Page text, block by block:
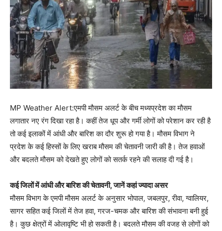
MP Weather Alert:एमपी मौसम अलर्ट के बीच मध्यप्रदेश का मौसम
लगातार नए रंग दिखा रहा है। कहीं तेज धूप और गर्मी लोगों को परेशान कर रही है
तो कई इलाकों में आंधी और बारिश का दौर शुरू हो गया है। मौसम विभाग ने
प्रदेश के कई हिस्सों के लिए खराब मौसम की चेतावनी जारी की है। तेज हवाओं
और बदलते मौसम को देखते हुए लोगों को सतर्क रहने की सलाह दी गई है।
कई जिलों में आंधी और बारिश की चेतावनी, जानें कहां ज्यादा असर
मौसम विभाग के एमपी मौसम अलर्ट के अनुसार भोपाल, जबलपुर, रीवा, ग्वालियर,
सागर सहित कई जिलों में तेज हवा, गरज-चमक और बारिश की संभावना बनी हुई
है। कुछ क्षेत्रों में ओलावृष्टि भी हो सकती है। बदलते मौसम की वजह से लोगों को